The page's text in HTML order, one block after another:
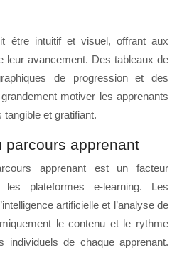
être intuitif et visuel, offrant aux
leur avancement. Des tableaux de
de progression et des
motiver les apprenants
et gratifiant.
parcours apprenant
apprenant est un facteur
les plateformes e-learning. Les
artificielle et l’analyse de
le contenu et le rythme
individuels de chaque apprenant.